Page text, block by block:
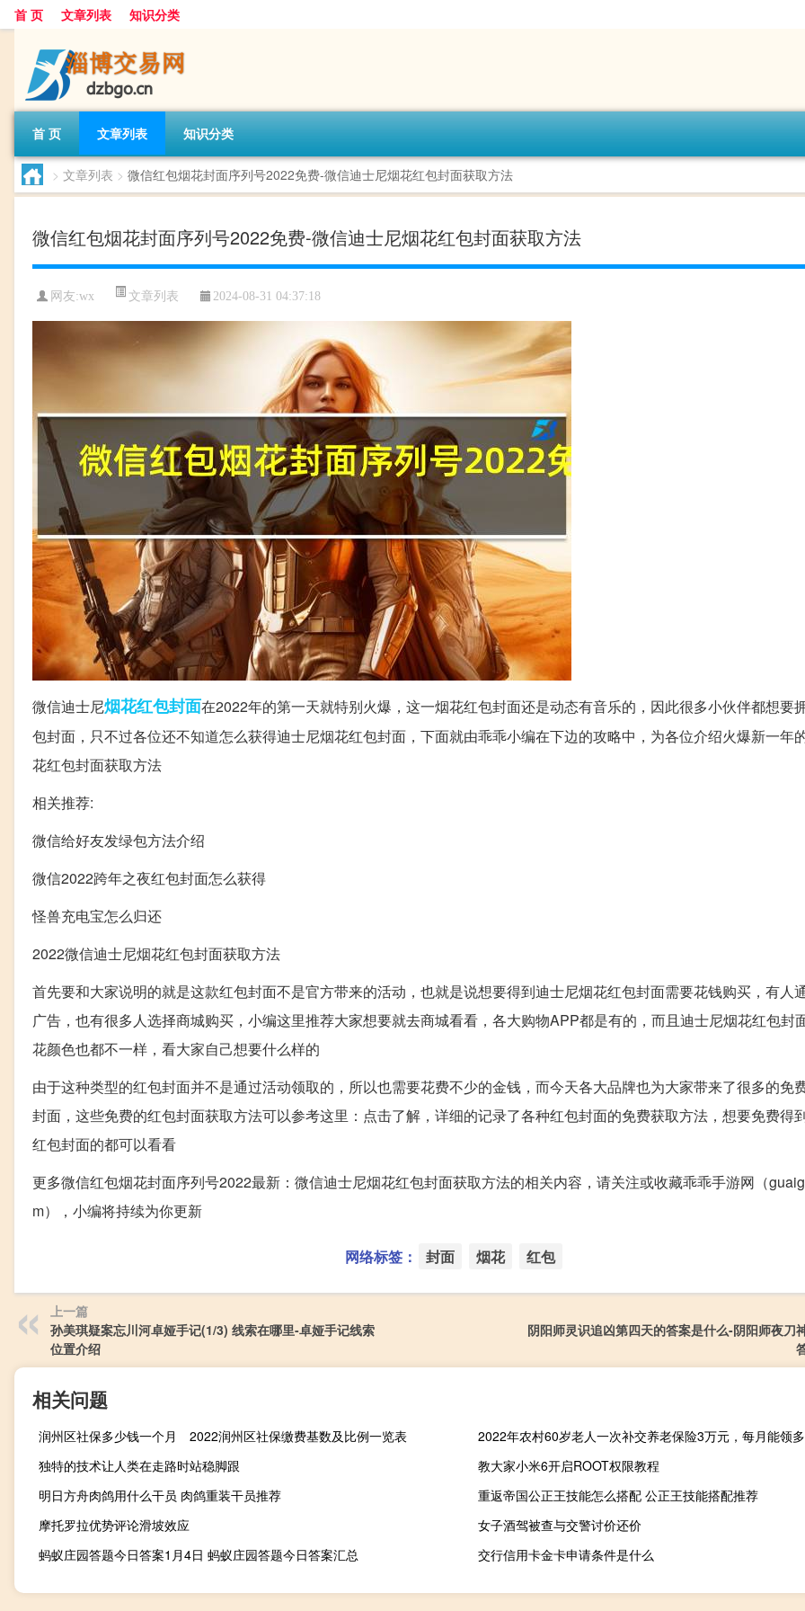
首 页 文章列表 知识分类
首 页 文章列表 知识分类
> 文章列表 > 微信红包烟花封面序列号2022免费-微信迪士尼烟花红包封面获取方法
微信红包烟花封面序列号2022免费-微信迪士尼烟花红包封面获取方法
网友:wx 文章列表 2024-08-31 04:37:18
微信迪士尼烟花红包封面在2022年的第一天就特别火爆，这一烟花红包封面还是动态有音乐的，因此很多小伙伴都想要
包封面，只不过各位还不知道怎么获得迪士尼烟花红包封面，下面就由乖乖小编在下边的攻略中，为各位介绍火爆新一年
花红包封面获取方法
相关推荐:
微信给好友发绿包方法介绍
微信2022跨年之夜红包封面怎么获得
怪兽充电宝怎么归还
2022微信迪士尼烟花红包封面获取方法
首先要和大家说明的就是这款红包封面不是官方带来的活动，也就是说想要得到迪士尼烟花红包封面需要花钱购买，有人
广告，也有很多人选择商城购买，小编这里推荐大家想要就去商城看看，各大购物APP都是有的，而且迪士尼烟花红包封
花颜色也都不一样，看大家自己想要什么样的
由于这种类型的红包封面并不是通过活动领取的，所以也需要花费不少的金钱，而今天各大品牌也为大家带来了很多的免
封面，这些免费的红包封面获取方法可以参考这里：点击了解，详细的记录了各种红包封面的免费获取方法，想要免费得
红包封面的都可以看看
更多微信红包烟花封面序列号2022最新：微信迪士尼烟花红包封面获取方法的相关内容，请关注或收藏乖乖手游网（
m），小编将持续为你更新
网络标签： 封面 烟花 红包
上一篇
孙美琪疑案忘川河卓娅手记(1/3) 线索在哪里-卓娅手记线索
位置介绍
阴阳师灵识追凶第四天的答案是什么-阴阳师夜刀
相关问题
润州区社保多少钱一个月 2022润州区社保缴费基数及比例一览表
2022年农村60岁老人一次补交养老保险3万元，每月能领
独特的技术让人类在走路时站稳脚跟
教大家小米6开启ROOT权限教程
明日方舟肉鸽用什么干员 肉鸽重装干员推荐
重返帝国公正王技能怎么搭配 公正王技能搭配推荐
摩托罗拉优势评论滑坡效应
女子酒驾被查与交警讨价还价
蚂蚁庄园答题今日答案1月4日 蚂蚁庄园答题今日答案汇总
交行信用卡金卡申请条件是什么